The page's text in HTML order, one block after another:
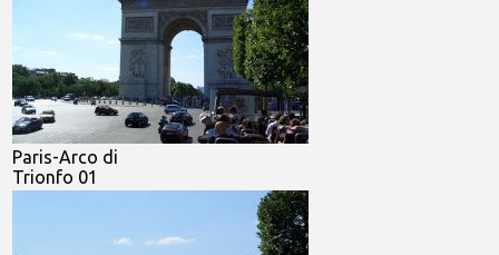
Paris-Arco di
Trionfo 01